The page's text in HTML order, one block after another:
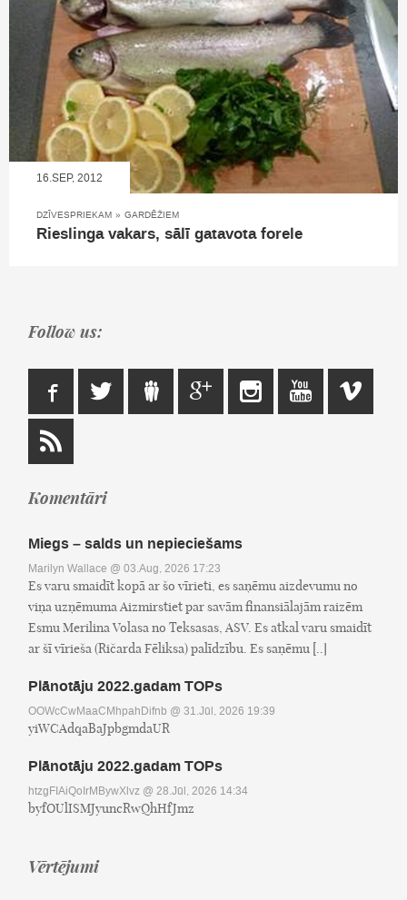
16.SEP, 2012
DZĪVESPRIEKAM » GARDĒŽIEM
Rieslinga vakars, sālī gatavota forele
Follow us:
Komentāri
Miegs – salds un nepieciešams
Marilyn Wallace @ 03.Aug, 2026 17:23
Es varu smaidīt kopā ar šo vīrieti, es saņēmu aizdevumu no
viņa uzņēmuma Aizmirstiet par savām finansiālajām raizēm
Esmu Merilina Volasa no Teksasas, ASV. Es atkal varu smaidīt
ar šī vīrieša (Ričarda Fēliksa) palīdzību. Es saņēmu [..]
Plānotāju 2022.gadam TOPs
OOWcCwMaaCMhpahDifnb @ 31.Jūl, 2026 19:39
yiWCAdqaBaJpbgmdaUR
Plānotāju 2022.gadam TOPs
htzgFIAiQoIrMBywXlvz @ 28.Jūl, 2026 14:34
byfOUlISMJyuncRwQhHfJmz
Vērtējumi